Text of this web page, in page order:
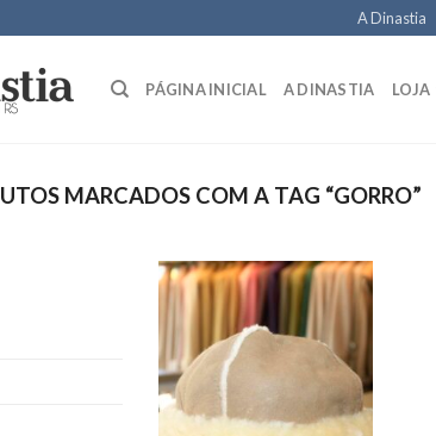
A Dinastia
PÁGINA INICIAL A DINASTIA LOJA
MARCADOS COM A TAG “GORRO”